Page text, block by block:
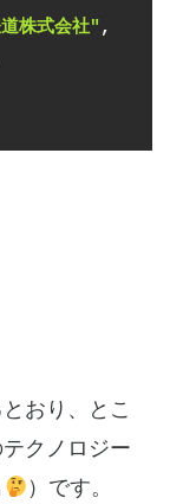
株式会社",
おり、とこ
クノロジー
）です。